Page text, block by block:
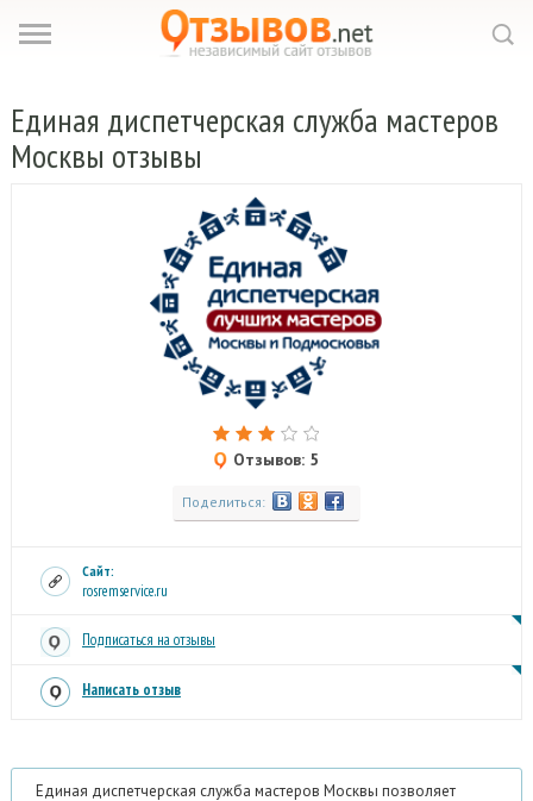
Единая диспетчерская служба мастеров
Москвы отзывы
Отзывов: 5
Поделиться:
Сайт:
rosremservice.ru
Подписаться на отзывы
Написать отзыв
Единая диспетчерская служба мастеров Москвы позволяет